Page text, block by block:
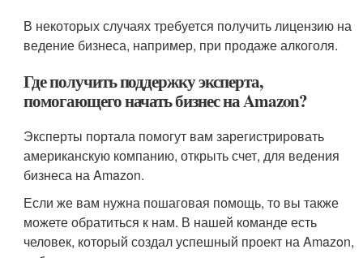
В некоторых случаях требуется получить лицензию на
ведение бизнеса, например, при продаже алкоголя.
Где получить поддержку эксперта,
помогающего начать бизнес на Amazon?
Эксперты портала помогут вам зарегистрировать
американскую компанию, открыть счет, для ведения
бизнеса на Amazon.
Если же вам нужна пошаговая помощь, то вы также
можете обратиться к нам. В нашей команде есть
человек, который создал успешный проект на Amazon,